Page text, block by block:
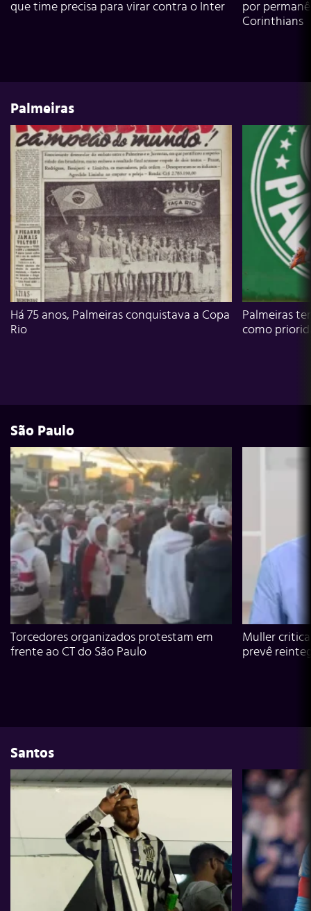
que time precisa para virar contra o Inter
por
Corinthians
Palmeiras
Há 75 anos, Palmeiras conquistava a Copa
Rio
Palmeiras
como
São Paulo
Torcedores organizados protestam em
frente ao CT do São Paulo
Muller
prevê
Santos